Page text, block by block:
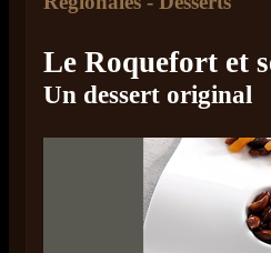
Le Roquefort et
Un dessert original